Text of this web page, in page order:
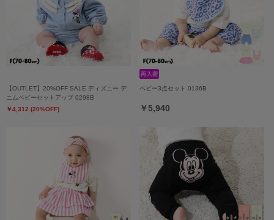
【OUTLET】20%OFF SALE ディズニー デ
ニムベビーセットアップ 0298B
￥4,312 (20%OFF)
ベビー3点セット 0136B
￥5,940